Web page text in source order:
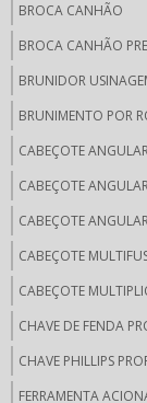
BROCA CANHÃO
BROCA CANHÃO
BRUNIDOR
BRUNIMENTO POR
CABEÇOTE
CABEÇOTE
CABEÇOTE
CABEÇOTE
CABEÇOTE
CHAVE DE FENDA
CHAVE PHILLIPS
FERRAMENTA